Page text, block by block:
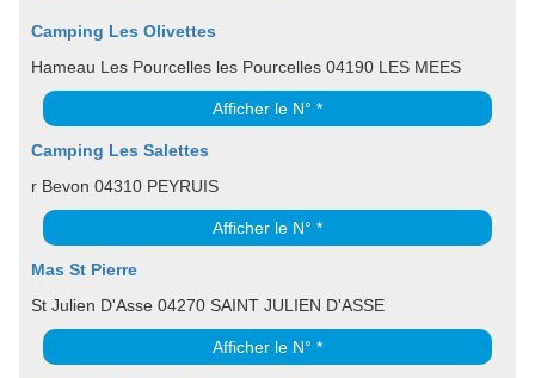
Camping Les Olivettes
Hameau Les Pourcelles les Pourcelles 04190 LES MEES
Afficher le N° *
Camping Les Salettes
r Bevon 04310 PEYRUIS
Afficher le N° *
Mas St Pierre
St Julien D'Asse 04270 SAINT JULIEN D'ASSE
Afficher le N° *